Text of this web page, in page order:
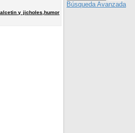
Búsqueda Avanzada
y jicholes,humor